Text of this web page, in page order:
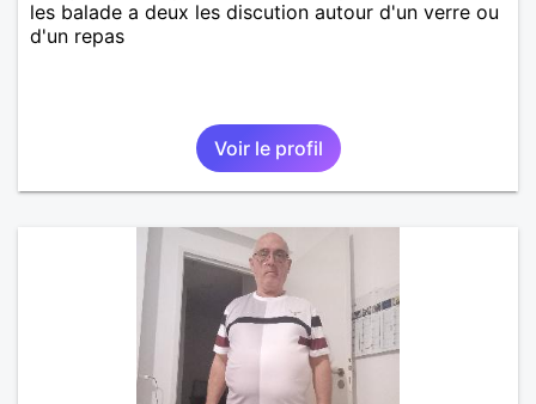
les balade a deux les discution autour d'un verre ou
d'un repas
Voir le profil